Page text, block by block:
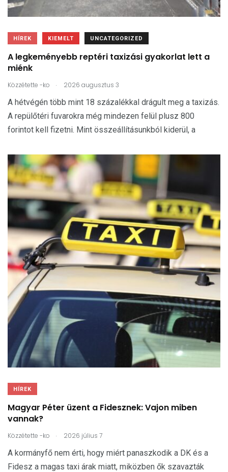
HÍREK KIEMELT UNCATEGORIZED
A legkeményebb reptéri taxizási gyakorlat lett a
miénk
Közzétette -ko . 2026 augusztus 3
A hétvégén több mint 18 százalékkal drágult meg a taxizás.
A repülőtéri fuvarokra még mindezen felül plusz 800
forintot kell fizetni. Mint összeállításunkból kiderül, a
HÍREK
Magyar Péter üzent a Fidesznek: Vajon miben
vannak?
Közzétette -ko . 2026 július 7
A kormányfő nem érti, hogy miért panaszkodik a DK és a
Fidesz a magas taxi árak miatt, miközben ők szavazták